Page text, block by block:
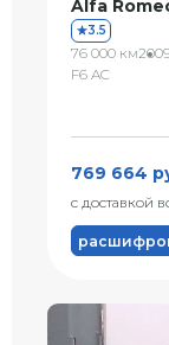
Alfa
3.5
76 000 км
F6 AC
769 664
с доставкой